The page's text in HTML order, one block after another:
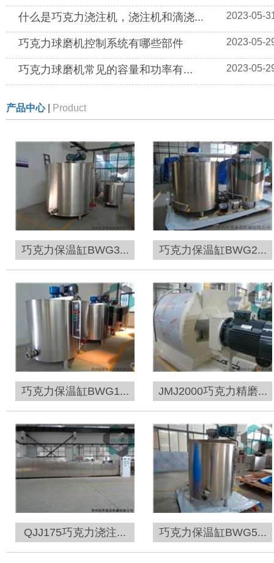
2023-05-
什么是巧克力浇注机，浇注机和滴浇...
2023-05-
巧克力球磨机控制系统有哪些部件
2023-05-
巧克力球磨机常见的容量和功率有...
产品中心| Product
巧克力保温缸BWG3... 巧克力保温缸BWG2...
巧克力保温缸BWG1... JMJ2000巧克力精磨...
QJJ175巧克力浇注... 巧克力保温缸BWG5...